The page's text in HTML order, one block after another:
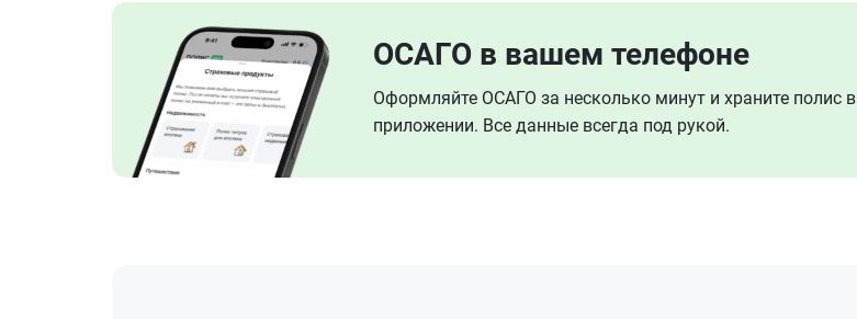
ОСАГО в вашем телефоне
Оформляйте ОСАГО за несколько минут и храните полис в
приложении. Все данные всегда под рукой.